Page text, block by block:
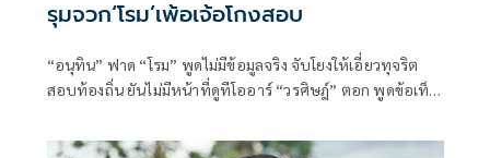
รุมจวก‘โรม’เพ้อเจ้อโกงสอบ
“อนุทิน” ฟาด “โรม” พูดไม่มีข้อมูลจริง จับโยงให้เอี่ยวทุจริต
สอบท้องถิ่น ยันไม่มีหน้าที่ดูทีโออาร์ “วรศิษฎ์” ตอก พูดข้อเท็จ